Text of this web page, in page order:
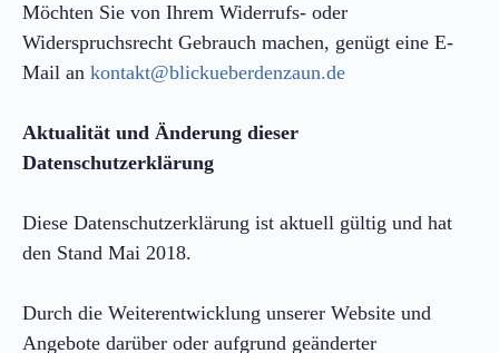
Möchten Sie von Ihrem Widerrufs- oder
Widerspruchsrecht Gebrauch machen, genügt eine E-
Mail an kontakt@blickueberdenzaun.de
Aktualität und Änderung dieser
Datenschutzerklärung
Diese Datenschutzerklärung ist aktuell gültig und hat
den Stand Mai 2018.
Durch die Weiterentwicklung unserer Website und
Angebote darüber oder aufgrund geänderter